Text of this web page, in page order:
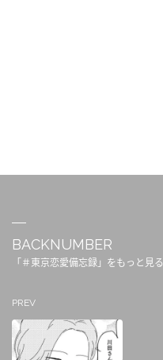
BACKNUMBER
「＃東京恋愛備忘録」をもっと見る
PREV